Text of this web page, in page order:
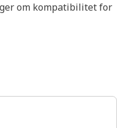
om kompatibilitet for